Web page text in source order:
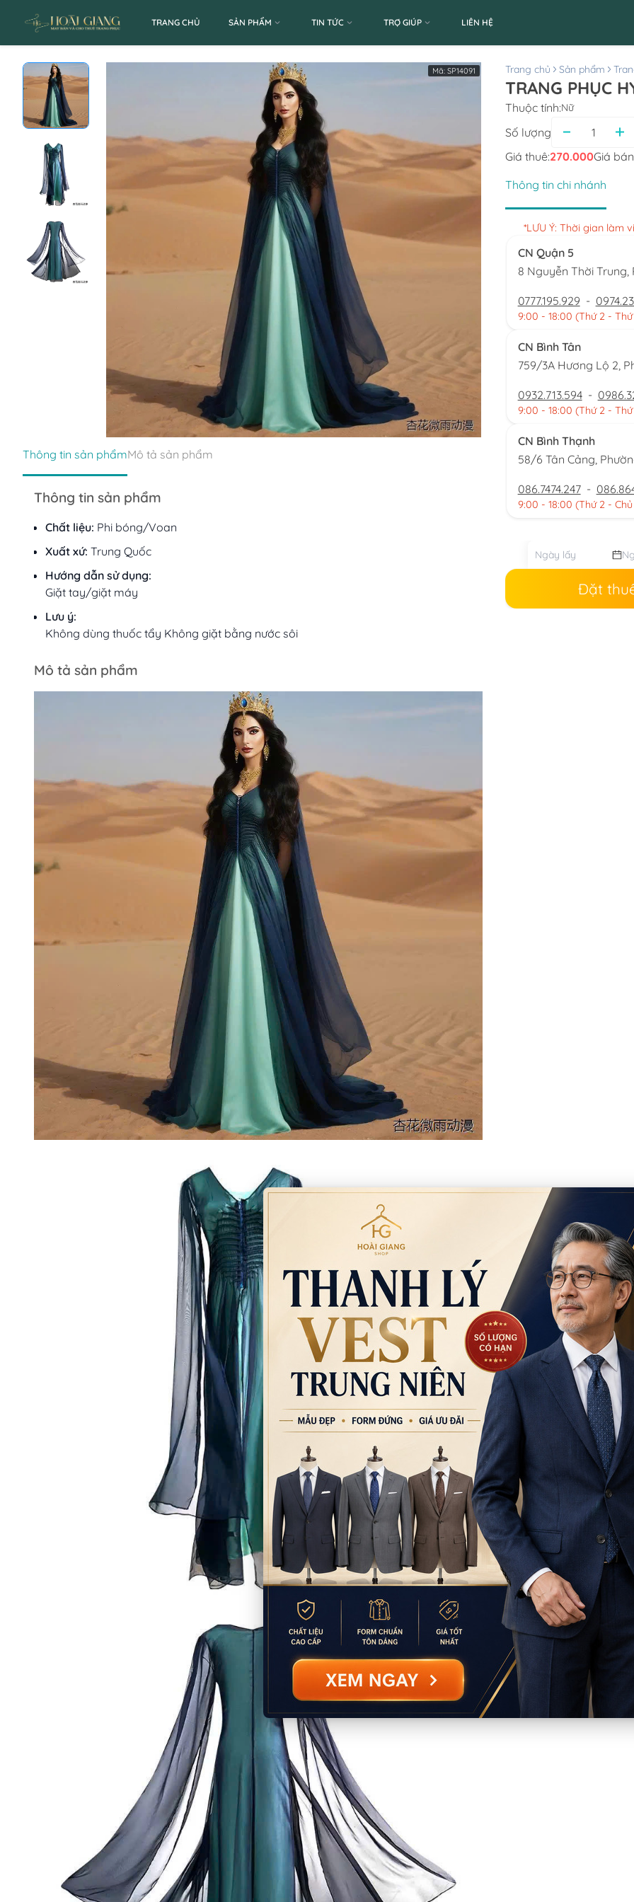
TRANG CHỦ SẢN PHẨM TIN TỨC TRỢ GIÚP LIÊN HỆ
Mã: SP14091
Thông tin sản phẩmMô tả sản phẩm
Thông tin sản phẩm
Chất liệu: Phi bóng/Voan
Xuất xứ: Trung Quốc
Hướng dẫn sử dụng:
Giặt tay/giặt máy
Lưu ý:
Không dùng thuốc tẩy Không giặt bằng nước sôi
Mô tả sản phẩm
Trang chủ Sản phẩm
Thuộc tính:Nữ
Số lượng
Giá thuê:270.000Giá
Thông tin chi nhánh
*LƯU Ý: Thời gian làm
CN Quận 5
8 Nguyễn Thời Trung,
0777.195.929 -
9:00 - 18:00 (Thứ 2 - Thứ
CN Bình Tân
759/3A Hương Lộ 2,
0932.713.594 -
9:00 - 18:00 (Thứ 2 - Thứ
CN Bình Thạnh
58/6 Tân Cảng,
086.7474.247 -
9:00 - 18:00 (Thứ 2 -
Đặt